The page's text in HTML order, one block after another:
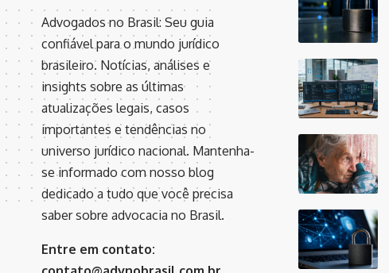
Advogados no Brasil: Seu guia
confiável para o mundo jurídico
brasileiro. Notícias, análises e
insights sobre as últimas
atualizações legais, casos
importantes e tendências no
universo jurídico nacional. Mantenha-
se informado com nosso blog
dedicado a tudo que você precisa
saber sobre advocacia no Brasil.
Entre em contato: